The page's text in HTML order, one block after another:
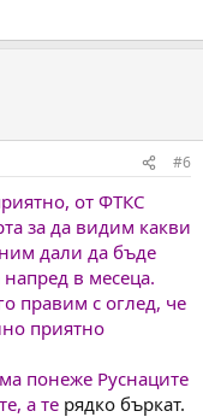
#6
от ФТКС
за да видим какви
дали да бъде
в месеца.
правим с оглед, че
приятно
понеже Руснаците
а те рядко бъркат.